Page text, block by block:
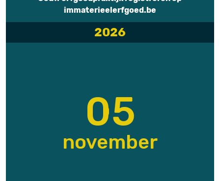
immaterieelerfgoed.be
2026
05
november